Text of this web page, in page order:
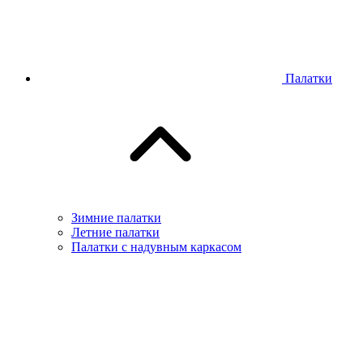
Палатки
Зимние палатки
Летние палатки
Палатки с надувным каркасом